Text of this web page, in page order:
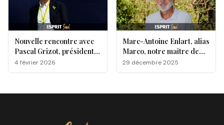
Nouvelle rencontre avec
Pascal Grizot, président
de la Fédération française
de golf
4 février 2026
Marc-Antoine Enlart, alias
Marco, notre maître de
cérémonie sur le green !
29 décembre 2025